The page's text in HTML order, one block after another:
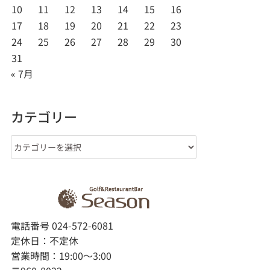
10
11 12 13 14 15
16
17
18 19 20 21 22
23
24
25 26 27 28 29
30
31
« 7月
カテゴリー
カ
テ
電話番号 024-572-6081
定休日：不定休
営業時間：19:00～3:00